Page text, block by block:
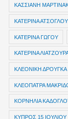
ΚΑΣΣΙΑΝΗ
ΚΑΤΕΡΙΝΑ ΑΤΣΟΓΛΟΥ
ΚΑΤΕΡΙΝΑ ΓΩΓΟΥ
ΚΑΤΕΡΙΝΑ
ΚΛΕΟΝΙΚΗ ΔΡΟΥΓΚΑ
ΚΛΕΟΠΑΤΡΑ
ΚΟΡΝΗΛΙΑ
ΚΥΠΡΟΣ 15 ΙΟΥΛΙΟΥ